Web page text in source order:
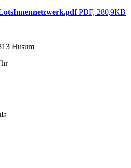
PDF, 280,9KB
Husum